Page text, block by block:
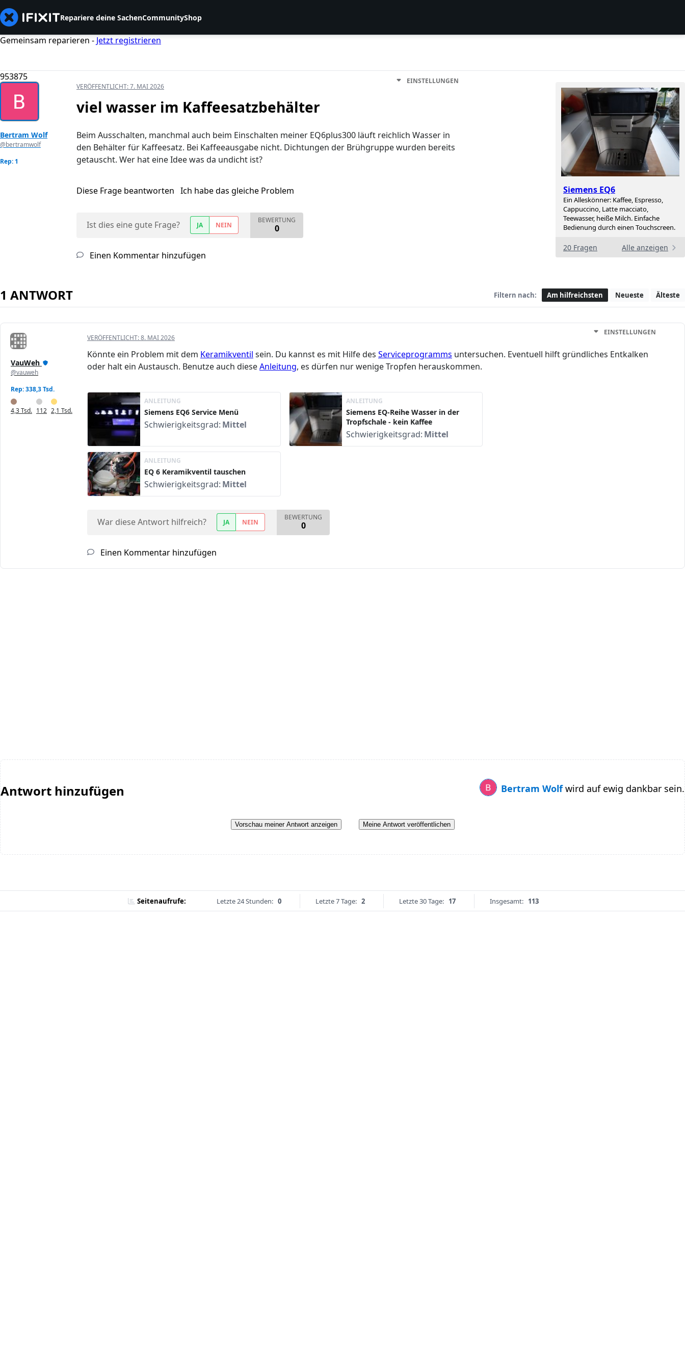
Repariere deine SachenCommunityShop
Gemeinsam reparieren - Jetzt registrieren
953875
Siemens EQ6
Ein Alleskönner: Kaffee, Espresso,
Cappuccino, Latte macciato,
Teewasser, heiße Milch. Einfache
Bedienung durch einen Touchscreen.
20 Fragen Alle anzeigen
Bertram Wolf
@bertramwolf
Rep: 1
VERÖFFENTLICHT:7. MAI 2026
EINSTELLUNGEN
viel wasser im Kaffeesatzbehälter
Beim Ausschalten, manchmal auch beim Einschalten meiner EQ6plus300 läuft reichlich Wasser in
den Behälter für Kaffeesatz. Bei Kaffeeausgabe nicht. Dichtungen der Brühgruppe wurden bereits
getauscht. Wer hat eine Idee was da undicht ist?
Diese Frage beantworten Ich habe das gleiche Problem
Ist dies eine gute Frage? JA NEIN
BEWERTUNG
0
Einen Kommentar hinzufügen
1 ANTWORT Filtern nach: Am hilfreichsten Neueste Älteste
VauWeh
@vauweh
Rep: 338,3 Tsd.
4,3 Tsd. 112 2,1 Tsd.
VERÖFFENTLICHT:8. MAI 2026
EINSTELLUNGEN
Könnte ein Problem mit dem Keramikventil sein. Du kannst es mit Hilfe des Serviceprogramms untersuchen. Eventuell hilft gründliches Entkalken
oder halt ein Austausch. Benutze auch dieseAnleitung, es dürfen nur wenige Tropfen herauskommen.
ANLEITUNG
Siemens EQ6 Service Menü
Schwierigkeitsgrad: Mittel
ANLEITUNG
Siemens EQ-Reihe Wasser in der
Tropfschale - kein Kaffee
Schwierigkeitsgrad: Mittel
ANLEITUNG
EQ 6 Keramikventil tauschen
Schwierigkeitsgrad: Mittel
War diese Antwort hilfreich? JA NEIN
BEWERTUNG
0
Einen Kommentar hinzufügen
Antwort hinzufügen Bertram Wolfwird auf ewig dankbar sein.
Vorschau meiner Antwort anzeigen Meine Antwort veröffentlichen
Seitenaufrufe: Letzte 24 Stunden: 0 Letzte 7 Tage: 2 Letzte 30 Tage: 17 Insgesamt: 113